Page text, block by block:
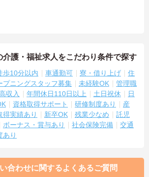
介護・福祉求人をこだわり条件で探す
歩10分以内 車通勤可 寮・借り上げ
住
プニングスタッフ募集 未経験OK
管理職
収入 年間休日110日以上 土日祝休
日
資格取得サポート 研修制度あり
産
得実績あり
新卒OK 残業少なめ
託児
ボーナス・賞与あり 社会保険完備
交通
あり
合わせに関するよくあるご質問